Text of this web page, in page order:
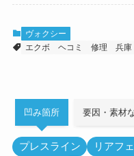
ヴォクシー
エクボ
ヘコミ 修理 兵庫
凹み箇所 要因・素材
プレスライン リアフ